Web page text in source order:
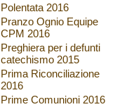
Polentata 2016
Pranzo Ognio Equipe
CPM 2016
Preghiera per i defunti
catechismo 2015
Prima Riconciliazione
2016
Prime Comunioni 2016